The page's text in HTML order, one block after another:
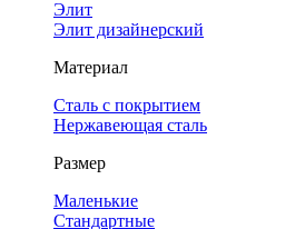
Элит
Элит дизайнерский
Материал
Сталь с покрытием
Нержавеющая сталь
Размер
Маленькие
Стандартные